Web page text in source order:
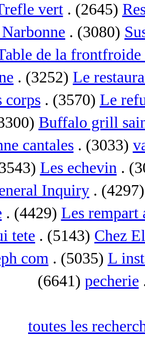
vert. (2645)
. (3080)
de la frontfroide
. (3252) Le
corps. (3570) Le
Buffalo grill
cantales. (3033)
Les echevin.
Inquiry .
. (4429) Les rempart
tete . (5143) Chez
com. (5035) L
(6641) pecherie
toutes les